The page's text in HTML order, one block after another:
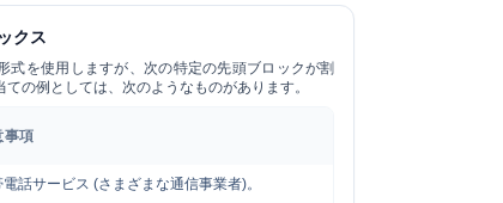
クス
式を使用しますが、次の特定の先頭ブロックが割
の例としては、次のようなものがあります。
事項
話サービス (さまざまな通信事業者)。